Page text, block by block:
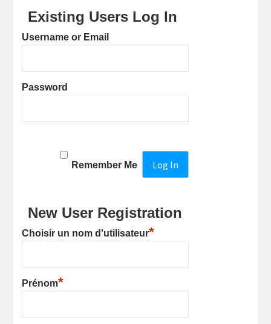
Existing Users Log In
Username or Email
Password
Remember Me
New User Registration
Choisir un nom d'utilisateur*
Prénom*